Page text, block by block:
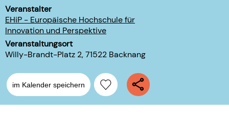
Veranstalter
EHiP - Europäische Hochschule für
Innovation und Perspektive
Veranstaltungsort
Willy-Brandt-Platz 2, 71522 Backnang
im Kalender speichern